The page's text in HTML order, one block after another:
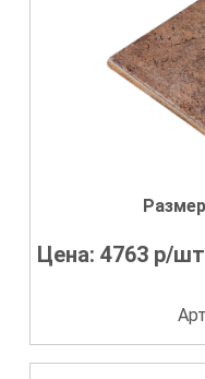
Цена:4763 р/шт